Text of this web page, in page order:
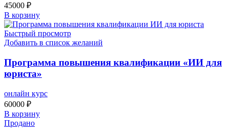
45000 ₽
В корзину
Быстрый просмотр
Добавить в список желаний
Программа повышения квалификации «ИИ для
юриста»
онлайн курс
60000 ₽
В корзину
Продано